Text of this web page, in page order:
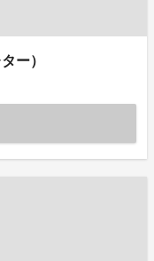
ー）